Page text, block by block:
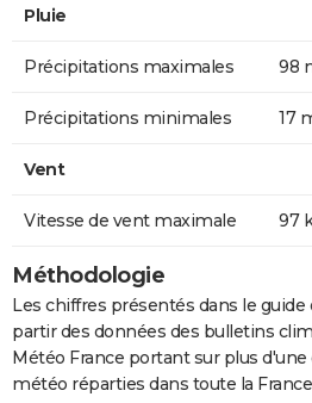
Pluie
Précipitations maximales 98
Précipitations minimales 17
Vent
Vitesse de vent maximale 97
Méthodologie
Les chiffres présentés dans le
partir des données des bulletins
Météo France portant sur plus
météo réparties dans toute la